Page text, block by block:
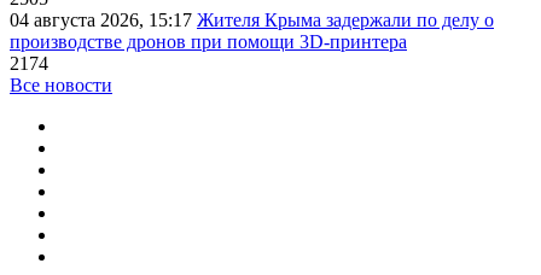
04 августа 2026, 15:17 Жителя Крыма задержали по делу о
производстве дронов при помощи 3D‑принтера
2174
Все новости